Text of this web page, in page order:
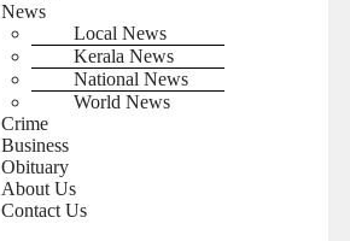
News
Local News
Kerala News
National News
World News
Crime
Business
Obituary
About Us
Contact Us